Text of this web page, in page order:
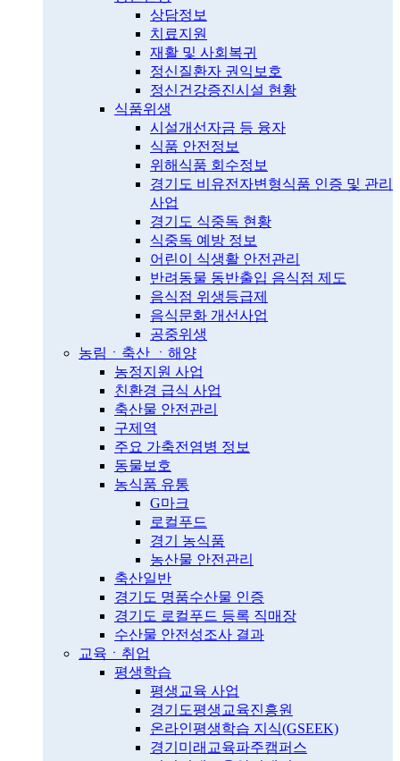
상담정보
치료지원
재활 및 사회복귀
정신질환자 권익보호
정신건강증진시설 현황
식품위생
시설개선자금 등 융자
식품 안전정보
위해식품 회수정보
경기도 비유전자변형식품 인증 및 관리
사업
경기도 식중독 현황
식중독 예방 정보
어린이 식생활 안전관리
반려동물 동반출입 음식점 제도
음식점 위생등급제
음식문화 개선사업
공중위생
농림ㆍ축산 ㆍ해양
농정지원 사업
친환경 급식 사업
축산물 안전관리
구제역
주요 가축전염병 정보
동물보호
농식품 유통
G마크
로컬푸드
경기 농식품
농산물 안전관리
축산일반
경기도 명품수산물 인증
경기도 로컬푸드 등록 직매장
수산물 안전성조사 결과
교육ㆍ취업
평생학습
평생교육 사업
경기도평생교육진흥원
온라인평생학습 지식(GSEEK)
경기미래교육파주캠퍼스